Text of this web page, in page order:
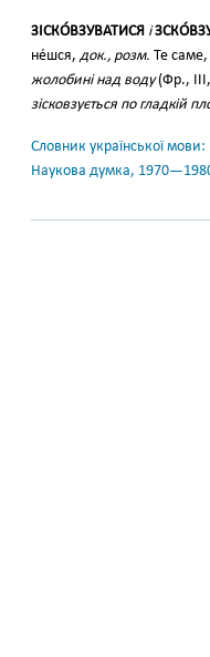
ЗІСКО́ВЗУВАТИСЯ і
не́шся, док., розм. Те
жолобині над воду(Фр., III,
зісковзується по гладкій
Словник української
Наукова думка,